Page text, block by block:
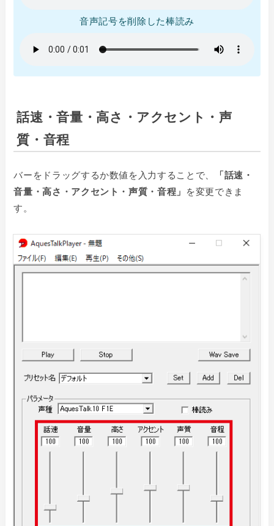
音声記号を削除した棒読み
話速・音量・高さ・アクセント・声
質・音程
バーをドラッグするか数値を入力することで、
「話速・
音量・高さ・アクセント・声質・音程」
を変更できま
す。